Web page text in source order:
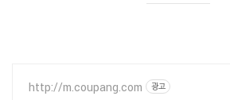
http://m.coupang.com 광고